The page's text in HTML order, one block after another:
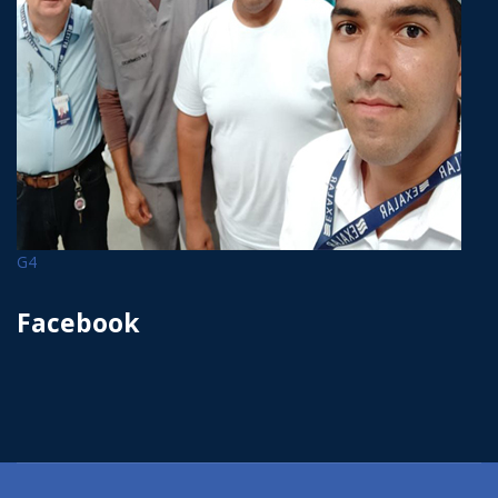
G4
Facebook